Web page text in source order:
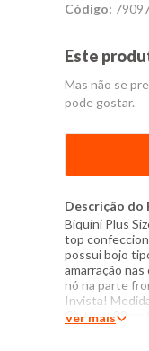
Código:
Este
Mas não se
pode gostar.
Descrição do
Biquíni Plus
top
possui bojo
amarração
nó na parte
Invista!
Cintura: 89cm
Ver mais